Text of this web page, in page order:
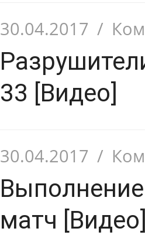
30.04.2017 /
33 [Видео]
30.04.2017 /
матч